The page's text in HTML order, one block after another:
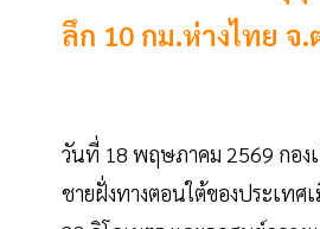
ลึก 10 กม.ห่างไทย จ
วันที่ 18 พฤษภาคม 2569 กอง
ชายฝั่งทางตอนใต้ของประเทศ